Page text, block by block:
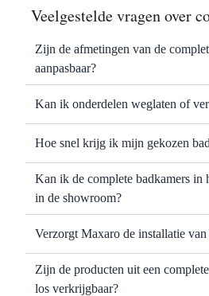
Veelgestelde vragen over
Zijn de afmetingen van de
aanpasbaar?
Kan ik onderdelen weglaten of
Hoe snel krijg ik mijn gekozen
Kan ik de complete badkamers in
in de showroom?
Verzorgt Maxaro de installatie
Zijn de producten uit een
los verkrijgbaar?